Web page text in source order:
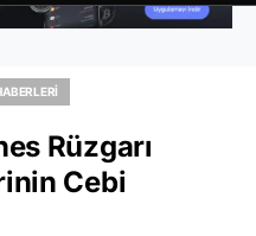
Rüzgarı
Cebi